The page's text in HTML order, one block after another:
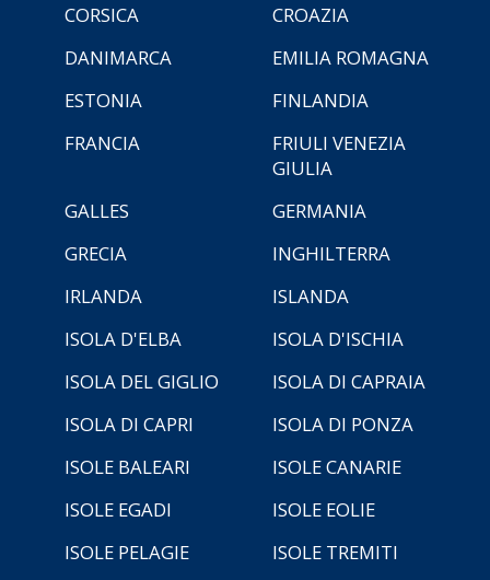
CORSICA
CROAZIA
DANIMARCA
EMILIA ROMAGNA
ESTONIA
FINLANDIA
FRANCIA
FRIULI VENEZIA
GIULIA
GALLES
GERMANIA
GRECIA
INGHILTERRA
IRLANDA
ISLANDA
ISOLA D'ELBA
ISOLA D'ISCHIA
ISOLA DEL GIGLIO
ISOLA DI CAPRAIA
ISOLA DI CAPRI
ISOLA DI PONZA
ISOLE BALEARI
ISOLE CANARIE
ISOLE EGADI
ISOLE EOLIE
ISOLE PELAGIE
ISOLE TREMITI